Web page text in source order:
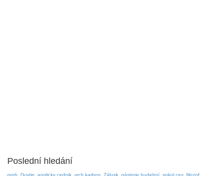
Poslední hledání
grob Duvtip anglicky cednik vrch karbon Zálusk nástroje hudební sokol ces filozof